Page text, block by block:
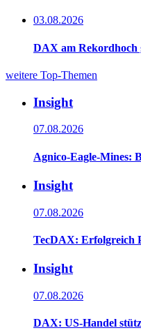
03.08.2026
DAX am Rekordhoch
weitere Top-Themen
Insight
07.08.2026
Agnico-Eagle-Mines:
Insight
07.08.2026
TecDAX: Erfolgreich
Insight
07.08.2026
DAX: US-Handel